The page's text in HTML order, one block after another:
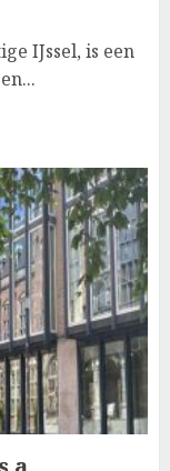
IJssel, is een